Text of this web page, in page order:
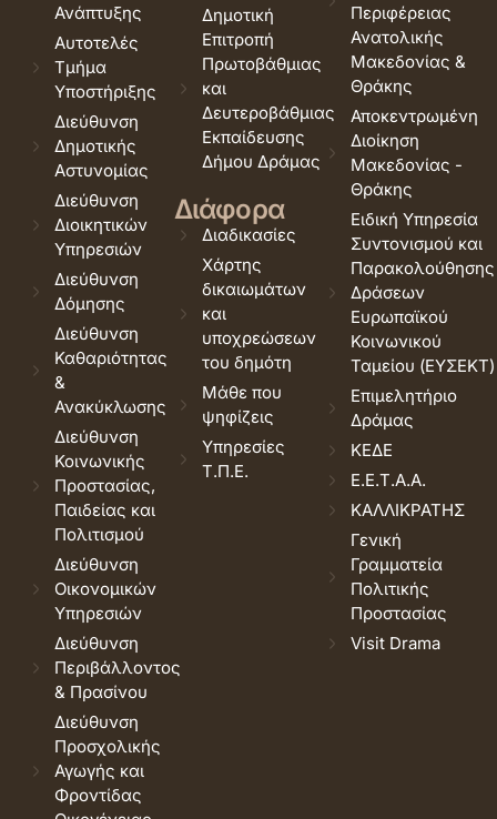
Ανάπτυξης
Αυτοτελές
Τμήμα
Υποστήριξης
Διεύθυνση
Δημοτικής
Αστυνομίας
Διεύθυνση
Διοικητικών
Υπηρεσιών
Διεύθυνση
Δόμησης
Διεύθυνση
Καθαριότητας
&
Ανακύκλωσης
Διεύθυνση
Κοινωνικής
Προστασίας,
Παιδείας και
Πολιτισμού
Διεύθυνση
Οικονομικών
Υπηρεσιών
Διεύθυνση
Περιβάλλοντος
& Πρασίνου
Διεύθυνση
Προσχολικής
Αγωγής και
Φροντίδας
Δημοτική
Επιτροπή
Πρωτοβάθμιας
και
Δευτεροβάθμιας
Εκπαίδευσης
Δήμου Δράμας
Διάφορα
Διαδικασίες
Χάρτης
δικαιωμάτων
και
υποχρεώσεων
του δημότη
Μάθε που
ψηφίζεις
Υπηρεσίες
Τ.Π.Ε.
Περιφέρειας
Ανατολικής
Μακεδονίας &
Θράκης
Αποκεντρωμένη
Διοίκηση
Μακεδονίας -
Θράκης
Ειδική Υπηρεσία
Συντονισμού και
Παρακολούθησης
Δράσεων
Ευρωπαϊκού
Κοινωνικού
Ταμείου (ΕΥΣΕΚΤ)
Επιμελητήριο
Δράμας
ΚΕΔΕ
Ε.Ε.Τ.Α.Α.
ΚΑΛΛΙΚΡΑΤΗΣ
Γενική
Γραμματεία
Πολιτικής
Προστασίας
Visit Drama